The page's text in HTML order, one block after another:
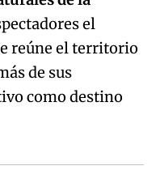
el
reúne el territorio
de sus
como destino